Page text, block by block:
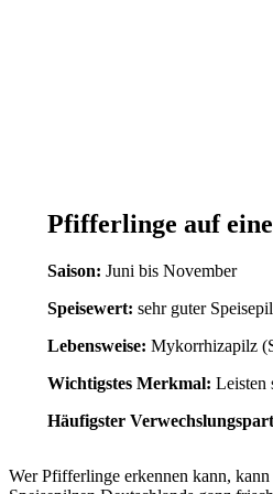
Pfifferlinge auf
Saison: Juni bis November
Speisewert: sehr guter
Lebensweise: Mykorrhizapilz
Wichtigstes Merkmal: Leisten
Häufigster
Wer Pfifferlinge erkennen kann, kann